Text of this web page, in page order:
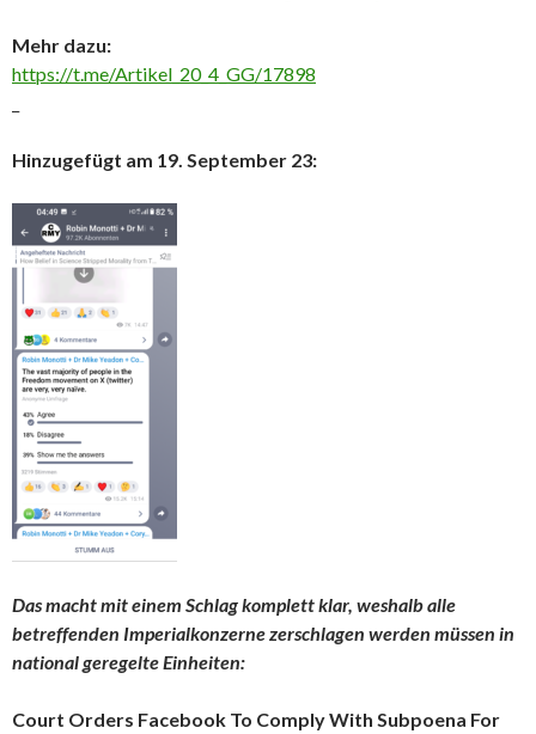
Mehr dazu:
https://t.me/Artikel_20_4_GG/17898
Hinzugefügt am 19. September 23:
Das macht mit einem Schlag komplett klar, weshalb alle
betreffenden Imperialkonzerne zerschlagen werden müssen in
national geregelte Einheiten:
Court Orders Facebook To Comply With Subpoena For